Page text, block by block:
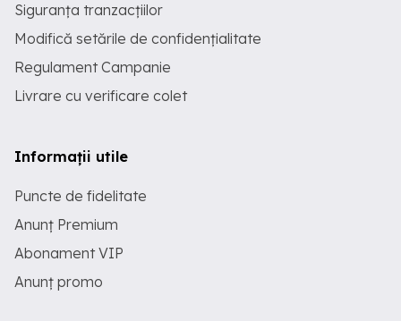
Siguranța tranzacțiilor
Modifică setările de confidențialitate
Regulament Campanie
Livrare cu verificare colet
Informații utile
Puncte de fidelitate
Anunț Premium
Abonament VIP
Anunț promo